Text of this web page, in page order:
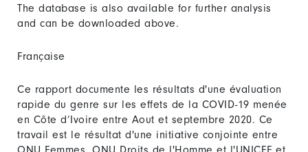
The database is also available for further analysis
and can be downloaded above.
Française
Ce rapport documente les résultats d'une évaluation
rapide du genre sur les effets de la COVID-19 menée
en Côte d’Ivoire entre Aout et septembre 2020. Ce
travail est le résultat d'une initiative conjointe entre